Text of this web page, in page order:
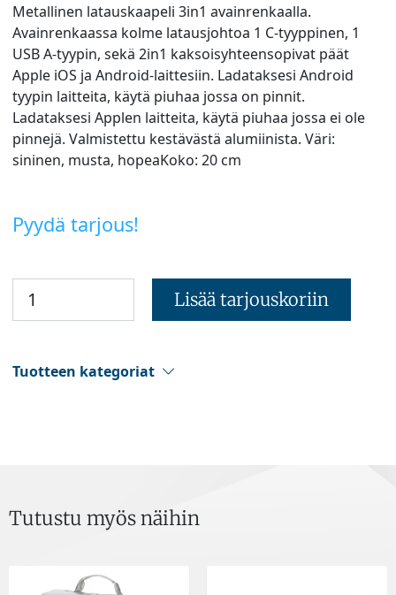
Metallinen latauskaapeli 3in1 avainrenkaalla.
Avainrenkaassa kolme latausjohtoa 1 C-tyyppinen, 1
USB A-tyypin, sekä 2in1 kaksoisyhteensopivat päät
Apple iOS ja Android-laittesiin. Ladataksesi Android
tyypin laitteita, käytä piuhaa jossa on pinnit.
Ladataksesi Applen laitteita, käytä piuhaa jossa ei ole
pinnejä. Valmistettu kestävästä alumiinista. Väri:
sininen, musta, hopeaKoko: 20 cm
Pyydä tarjous!
Lisää tarjouskoriin
Tuotteen kategoriat
Tutustu myös näihin